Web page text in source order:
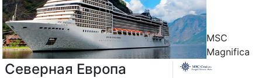
MSC
Magnifica
Северная Европа